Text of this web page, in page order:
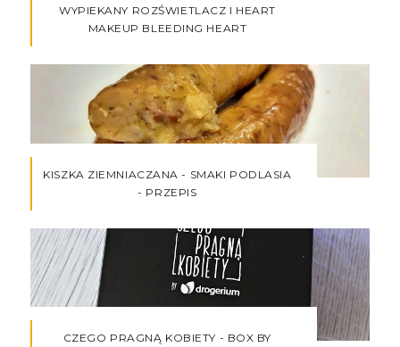
WYPIEKANY ROZŚWIETLACZ I HEART
MAKEUP BLEEDING HEART
KISZKA ZIEMNIACZANA - SMAKI PODLASIA
- PRZEPIS
CZEGO PRAGNĄ KOBIETY - BOX BY